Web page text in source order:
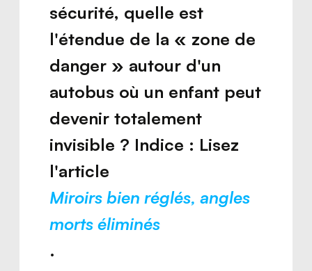
Nous joindre
sécurité, quelle est
l'étendue de la « zone de
danger » autour d'un
autobus où un enfant peut
devenir totalement
invisible ? Indice : Lisez
l'article
Miroirs bien réglés, angles
morts éliminés
.